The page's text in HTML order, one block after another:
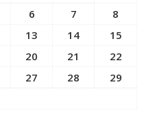
6 7
8
13 14
15
20 21
22
27 28
29